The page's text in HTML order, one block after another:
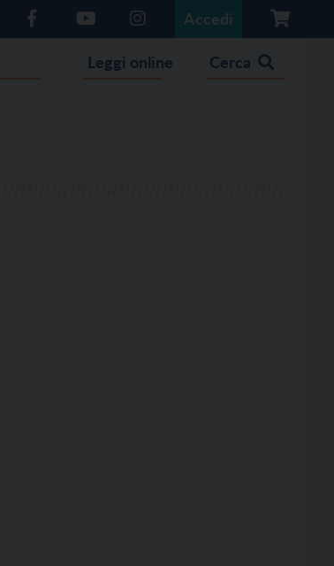
Accedi
Leggi online Cerca